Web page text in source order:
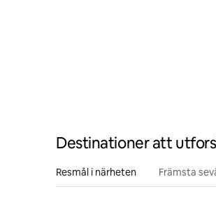
Destinationer att
Resmål i närheten Främsta